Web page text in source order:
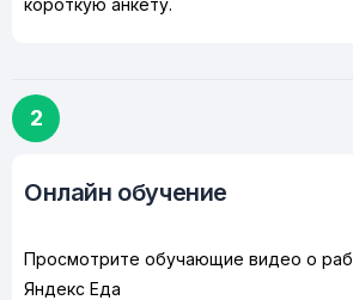
короткую анкету.
2
Онлайн обучение
Просмотрите обучающие видео о
Яндекс Еда